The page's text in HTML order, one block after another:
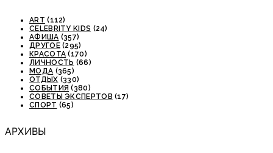
ART (112)
CELEBRITY KIDS (24)
АФИША (357)
ДРУГОЕ(295)
КРАСОТА (170)
ЛИЧНОСТЬ (66)
МОДА (365)
ОТДЫХ (330)
СОБЫТИЯ (380)
СОВЕТЫ ЭКСПЕРТОВ (17)
СПОРТ (65)
АРХИВЫ